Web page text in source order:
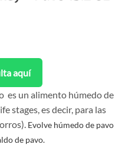
aquí
es un alimento húmedo de
stages, es decir, para las
Evolve húmedo de pavo
de pavo.